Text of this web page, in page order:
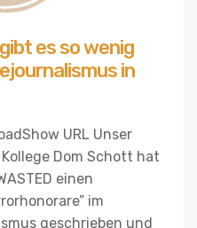
es so wenig
in
URL Unser
Dom Schott hat
einen
im
geschrieben und